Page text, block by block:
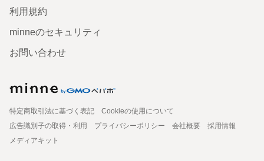
利用規約
minneのセキュリティ
お問い合わせ
特定商取引法に基づく表記
Cookieの使用について
広告識別子の取得・利用
プライバシーポリシー 会社概要
採用情報
メディアキット